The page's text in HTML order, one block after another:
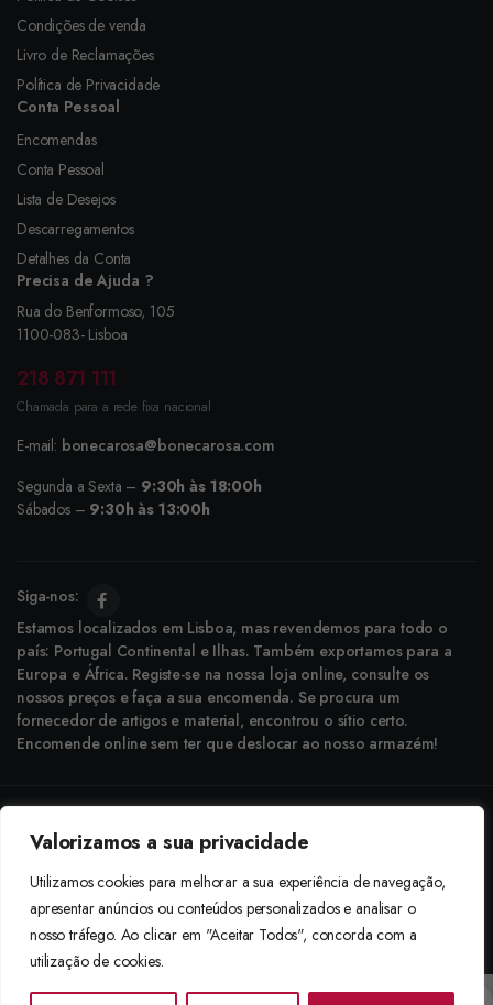
Valorizamos a sua privacidade
Utilizamos cookies para melhorar a sua experiência de navegação,
apresentar anúncios ou conteúdos personalizados e analisar o
nosso tráfego. Ao clicar em "Aceitar Todos", concorda com a
utilização de cookies.
Condições de venda
Livro de Reclamações
Política de Privacidade
Conta Pessoal
Encomendas
Conta Pessoal
Lista de Desejos
Descarregamentos
Detalhes da Conta
Precisa de Ajuda ?
Rua do Benformoso, 105
1100-083- Lisboa
218 871 111
Chamada para a rede fixa nacional
E-mail: bonecarosa@bonecarosa.com
Segunda a Sexta – 9:30h às 18:00h
Sábados – 9:30h às 13:00h
Siga-nos:
Estamos localizados em Lisboa, mas revendemos para todo o
país: Portugal Continental e Ilhas. Também exportamos para a
Europa e África. Registe-se na nossa loja online, consulte os
nossos preços e faça a sua encomenda. Se procura um
fornecedor de artigos e material, encontrou o sítio certo.
Encomende online sem ter que deslocar ao nosso armazém!
Aceitamos: Transferência Bancária e Envio à Cobrança